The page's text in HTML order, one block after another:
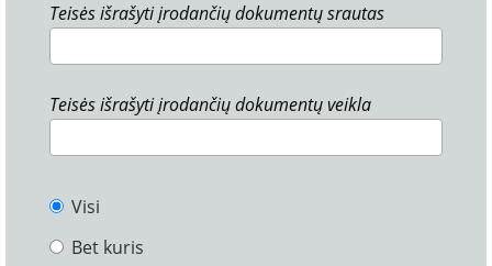
Teisės išrašyti įrodančių dokumentų srautas
Teisės išrašyti įrodančių dokumentų veikla
Visi
Bet kuris